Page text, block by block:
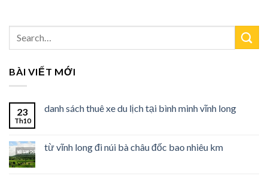
BÀI VIẾT MỚI
23
Th10
danh sách thuê xe du lịch tại bình minh vĩnh long
từ vĩnh long đi núi bà châu đốc bao nhiêu km